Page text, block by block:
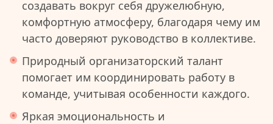
создавать вокруг себя дружелюбную,
комфортную атмосферу, благодаря чему им
часто доверяют руководство в коллективе.
Природный организаторский талант
помогает им координировать работу в
команде, учитывая особенности каждого.
Яркая эмоциональность и